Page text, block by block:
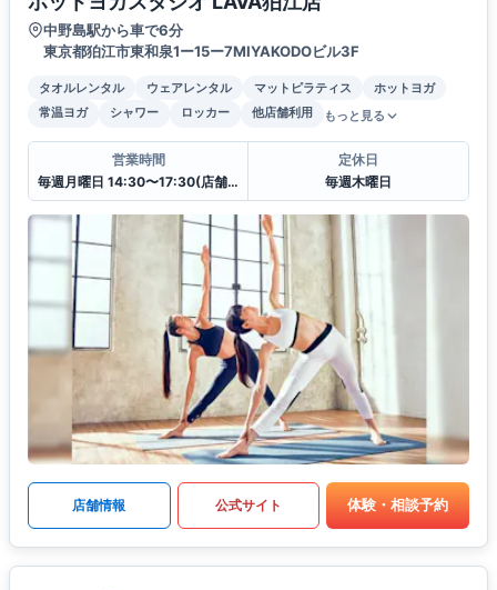
中野島駅から車で6分
東京都狛江市東和泉1ー15ー7MIYAKODOビル3F
タオルレンタル ウェアレンタル マットピラティス
ホットヨガ
常温ヨガ
シャワー ロッカー 他店舗利用 もっと見る
営業時間
毎週月曜日 14:30〜17:30(店舗クローズ)
定休日
毎週木曜日
店舗情報 公式サイト 体験・相談予約